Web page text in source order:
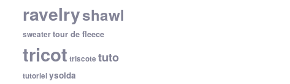
ravelryshawl
sweatertour de fleece
tricot triscote tuto
tutorielysolda